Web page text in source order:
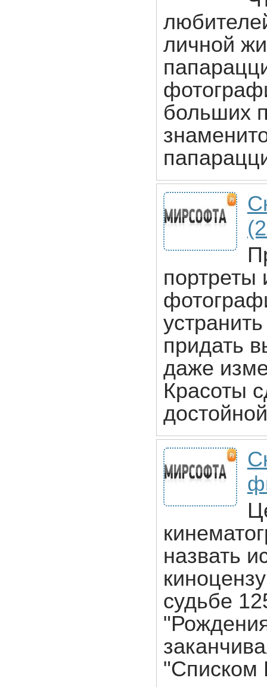
личной
больших
портреты
придать
даже
Красоты
назвать
судьбе
"Списком